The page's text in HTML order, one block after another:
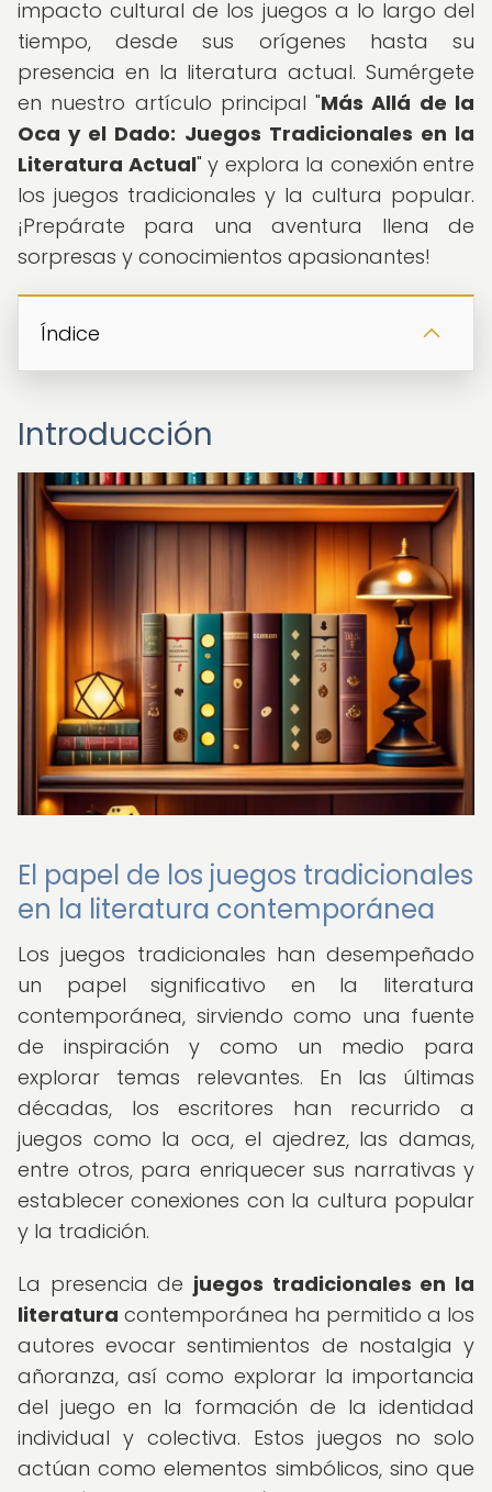
impacto cultural de los juegos a lo largo del
tiempo, desde sus orígenes hasta su
presencia en la literatura actual. Sumérgete
en nuestro artículo principal "Más Allá de la
Oca y el Dado: Juegos Tradicionales en la
Literatura Actual" y explora la conexión entre
los juegos tradicionales y la cultura popular.
¡Prepárate para una aventura llena de
sorpresas y conocimientos apasionantes!
Índice
Introducción
El papel de los juegos tradicionales
en la literatura contemporánea
Los juegos tradicionales han desempeñado
un papel significativo en la literatura
contemporánea, sirviendo como una fuente
de inspiración y como un medio para
explorar temas relevantes. En las últimas
décadas, los escritores han recurrido a
juegos como la oca, el ajedrez, las damas,
entre otros, para enriquecer sus narrativas y
establecer conexiones con la cultura popular
y la tradición.
La presencia de juegos tradicionales en la
literatura contemporánea ha permitido a los
autores evocar sentimientos de nostalgia y
añoranza, así como explorar la importancia
del juego en la formación de la identidad
individual y colectiva. Estos juegos no solo
actúan como elementos simbólicos, sino que